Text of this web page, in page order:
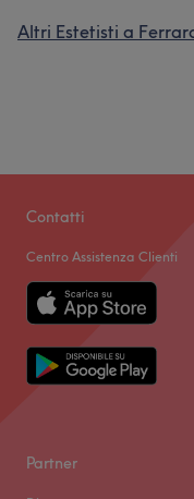
Altri Estetisti a
Contatti
Centro Assistenza Clienti
Partner